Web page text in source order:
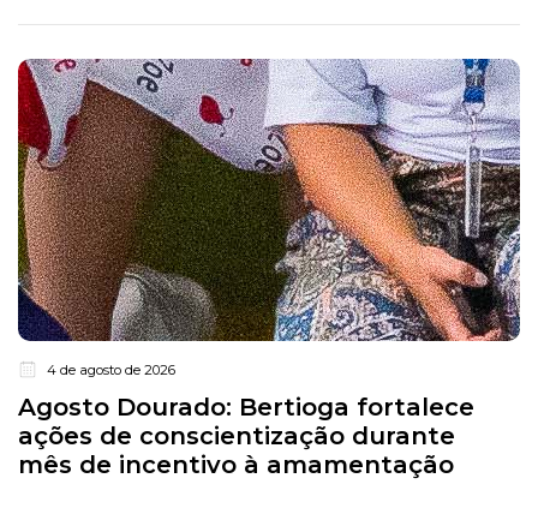
4 de agosto de 2026
Agosto Dourado: Bertioga fortalece
ações de conscientização durante
mês de incentivo à amamentação